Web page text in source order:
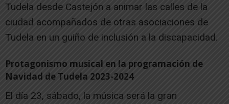
Tudela desde Castejón a animar las calles de la
ciudad acompañados de otras asociaciones de
Tudela en un guiño de inclusión a la discapacidad.
Protagonismo musical en la programación de
Navidad de Tudela 2023-2024
El día 23, sábado, la música será la gran